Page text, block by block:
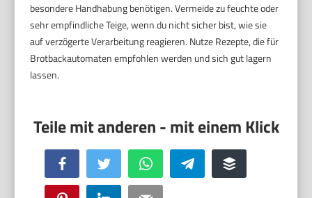
besondere Handhabung benötigen. Vermeide zu feuchte oder
sehr empfindliche Teige, wenn du nicht sicher bist, wie sie
auf verzögerte Verarbeitung reagieren. Nutze Rezepte, die für
Brotbackautomaten empfohlen werden und sich gut lagern
lassen.
Facebook Twitter WhatsApp Telegram Buffer